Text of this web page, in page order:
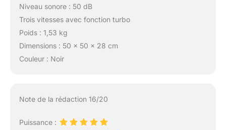
Niveau sonore : 50 dB
Trois vitesses avec fonction turbo
Poids : 1,53 kg
Dimensions : 50 x 50 x 28 cm
Couleur : Noir
Note de la rédaction 16/20
Puissance :